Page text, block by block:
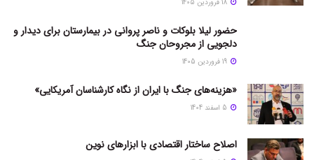
حضور لیلا بلوکات و ناصر پروانی در بیمارستان برای دیدار و
دلجویی از مجروحان جنگ
«هزینه‌های جنگ با ایران از نگاه کارشناسان آمریکایی»
اصلاح ساختار اقتصادی با ابزارهای نوین